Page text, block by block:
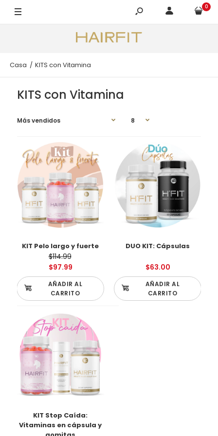
0
Casa KITS con Vitamina
KITS con Vitamina
KIT Pelo largo y fuerte
$114.99
KIT Pelo largo y fuerte
$114.99
$97.99
AÑADIR AL
CARRITO
DUO KIT: Cápsulas
$63.00
AÑADIR AL
CARRITO
KIT Stop Caída:
Vitaminas en cápsula y